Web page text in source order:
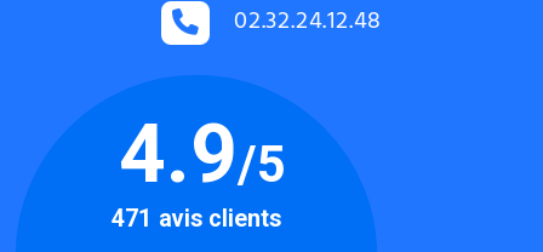
02.32.24.12.48